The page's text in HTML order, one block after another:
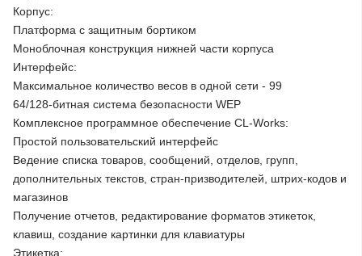
Корпус:
Платформа с защитным бортиком
Моноблочная конструкция нижней части корпуса
Интерфейс:
Максимальное количество весов в одной сети - 99
64/128-битная система безопасности WEP
Комплексное программное обеспечение CL-Works:
Простой пользовательский интерфейс
Ведение списка товаров, сообщений, отделов, групп,
дополнительных текстов, стран-призводителей, штрих-кодов и
магазинов
Получение отчетов, редактирование форматов этикеток,
клавиш, создание картинки для клавиатуры
Этикетка: